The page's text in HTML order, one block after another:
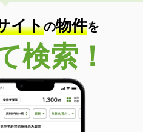
イトの物件を
検索！